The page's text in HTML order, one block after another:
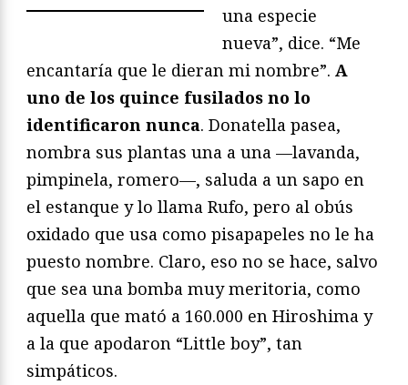
una especie
nueva”, dice. “Me
encantaría que le dieran mi nombre”. A
uno de los quince fusilados no lo
identificaron nunca. Donatella pasea,
nombra sus plantas una a una —lavanda,
pimpinela, romero—, saluda a un sapo en
el estanque y lo llama Rufo, pero al obús
oxidado que usa como pisapapeles no le ha
puesto nombre. Claro, eso no se hace, salvo
que sea una bomba muy meritoria, como
aquella que mató a 160.000 en Hiroshima y
a la que apodaron “Little boy”, tan
simpáticos.